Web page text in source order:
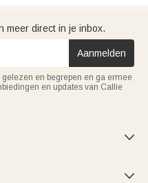
meer direct in je inbox.
Aanmelden
gelezen en begrepen en ga ermee
en updates van Callie

